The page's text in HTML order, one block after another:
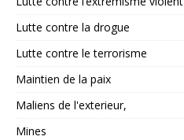
Lutte contre la drogue
Lutte contre le terrorisme
Maintien de la paix
Maliens de l'exterieur,
Mines